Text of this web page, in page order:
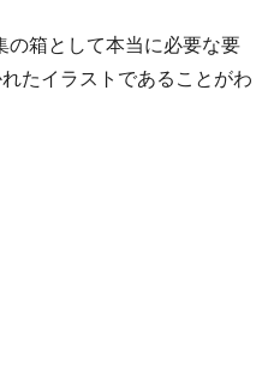
箱として本当に必要な要
たイラストであることがわ